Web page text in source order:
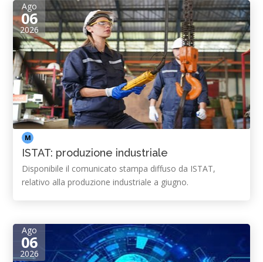
Ago
06
2026
M
ISTAT: produzione industriale
Disponibile il comunicato stampa diffuso da ISTAT,
relativo alla produzione industriale a giugno.
Ago
06
2026